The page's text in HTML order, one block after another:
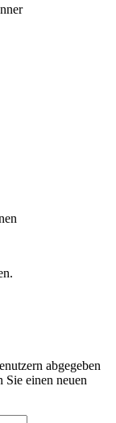
abgegeben
Sie einen neuen